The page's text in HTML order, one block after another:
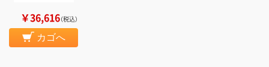
￥36,616（税込）
カゴへ